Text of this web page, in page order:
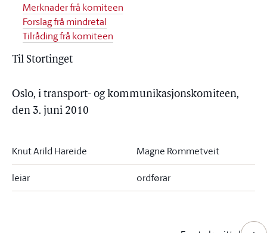
Merknader frå komiteen
Forslag frå mindretal
Tilråding frå komiteen
Til Stortinget
Oslo, i transport- og kommunikasjonskomiteen,
den 3. juni 2010
Knut Arild Hareide Magne Rommetveit
leiar ordførar